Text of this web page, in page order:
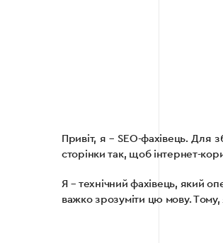
Привіт, я – SEO-фахівець. Для
сторінки так, щоб інтернет-
Я – технічний фахівець, який
важко зрозуміти цю мову.